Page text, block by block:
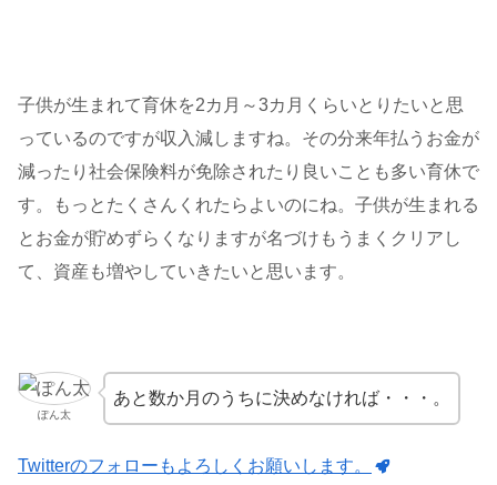
子供が生まれて育休を2カ月～3カ月くらいとりたいと思
っているのですが収入減しますね。その分来年払うお金が
減ったり社会保険料が免除されたり良いことも多い育休で
す。もっとたくさんくれたらよいのにね。子供が生まれる
とお金が貯めずらくなりますが名づけもうまくクリアし
て、資産も増やしていきたいと思います。
ぽん太
あと数か月のうちに決めなければ・・・。
Twitterのフォローもよろしくお願いします。